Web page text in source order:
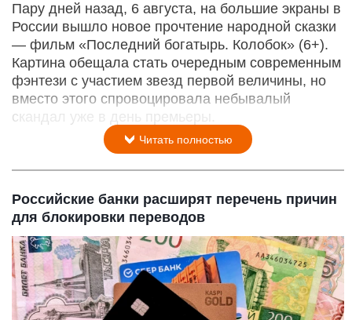
Пару дней назад, 6 августа, на большие экраны в
России вышло новое прочтение народной сказки
— фильм «Последний богатырь. Колобок» (6+).
Картина обещала стать очередным современным
фэнтези с участием звезд первой величины, но
вместо этого спровоцировала небывалый
скандал уже в день премьеры.
Читать полностью
Российские банки расширят перечень причин
для блокировки переводов